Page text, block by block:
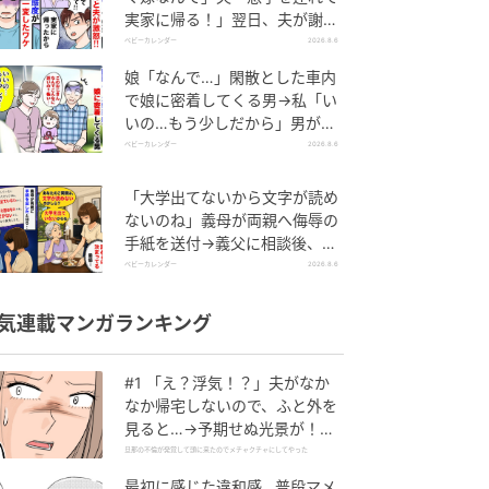
実家に帰る！」翌日、夫が謝罪
してきたワケ
ベビーカレンダー 2026.8.6
娘「なんで…」閑散とした車内
で娘に密着してくる男→私「い
いの…もう少しだから」男が血
相を変え逃げたワケ
ベビーカレンダー 2026.8.6
「大学出てないから文字が読め
ないのね」義母が両親へ侮辱の
手紙を送付→義父に相談後、訪
れた末路とは
ベビーカレンダー 2026.8.6
連載マンガランキング
#1 「え？浮気！？」夫がなか
なか帰宅しないので、ふと外を
見ると…→予期せぬ光景が！｜
旦那の不倫が発覚して頭に来た
旦那の不倫が発覚して頭に来たのでメチャクチャにしてやった